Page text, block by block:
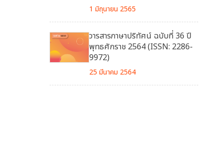
1 มิถุนายน 2565
วารสารภาษาปริทัศน์ ฉบับที่ 36 ปี
พุทธศักราช 2564 (ISSN: 2286-
9972)
25 มีนาคม 2564